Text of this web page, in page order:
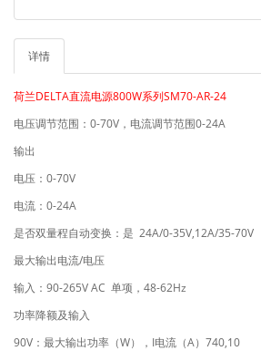
详情
荷兰DELTA直流电源800W系列 SM70-AR-24
电压调节范围： 0-70V ，电流调节范围0-24A
输出
电压： 0-70V
电流： 0-24A
是否双量程自动变换：是 24A/0-35V,12A/35-70V
最大输出电流/电压
输入： 90-265V AC 单项， 48-62Hz
功率降额及输入
90V ：最大输出功率（W）， I电流（A） 740,10